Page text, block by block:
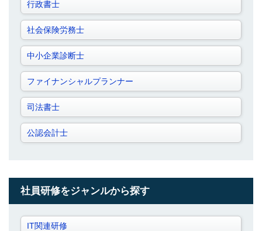
行政書士
社会保険労務士
中小企業診断士
ファイナンシャルプランナー
司法書士
公認会計士
社員研修をジャンルから探す
IT関連研修